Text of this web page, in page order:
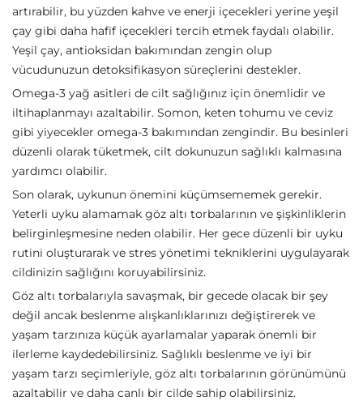
artırabilir, bu yüzden kahve ve enerji içecekleri yerine yeşil
çay gibi daha hafif içecekleri tercih etmek faydalı olabilir.
Yeşil çay, antioksidan bakımından zengin olup
vücudunuzun detoksifikasyon süreçlerini destekler.
Omega-3 yağ asitleri de cilt sağlığınız için önemlidir ve
iltihaplanmayı azaltabilir. Somon, keten tohumu ve ceviz
gibi yiyecekler omega-3 bakımından zengindir. Bu besinleri
düzenli olarak tüketmek, cilt dokunuzun sağlıklı kalmasına
yardımcı olabilir.
Son olarak, uykunun önemini küçümsememek gerekir.
Yeterli uyku alamamak göz altı torbalarının ve şişkinliklerin
belirginleşmesine neden olabilir. Her gece düzenli bir uyku
rutini oluşturarak ve stres yönetimi tekniklerini uygulayarak
cildinizin sağlığını koruyabilirsiniz.
Göz altı torbalarıyla savaşmak, bir gecede olacak bir şey
değil ancak beslenme alışkanlıklarınızı değiştirerek ve
yaşam tarzınıza küçük ayarlamalar yaparak önemli bir
ilerleme kaydedebilirsiniz. Sağlıklı beslenme ve iyi bir
yaşam tarzı seçimleriyle, göz altı torbalarının görünümünü
azaltabilir ve daha canlı bir cilde sahip olabilirsiniz.